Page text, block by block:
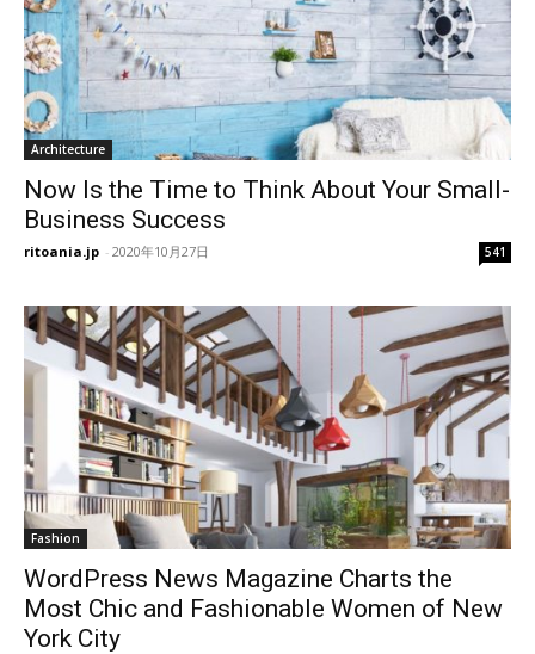
Architecture
Now Is the Time to Think About Your Small-
Business Success
ritoania.jp - 2020年10月27日 541
Fashion
WordPress News Magazine Charts the
Most Chic and Fashionable Women of New
York City